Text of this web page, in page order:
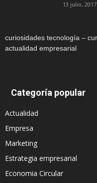
13 julio, 2017
curiosidades tecnología –
actualidad empresarial
Categoría popular
Actualidad
Empresa
Marketing
Estrategia empresarial
Economia Circular